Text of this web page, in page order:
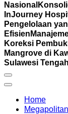
Nasional
InJourney
Pengelolaan
Efisien
Koreksi
Mangrove di
Sulawesi Tengah
Home
Megapolitan